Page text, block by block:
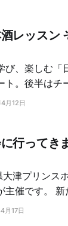
レッスン
び、楽しむ「
。後半はチ
月12日
行ってき
やみりんとの出会い
回ることは
月17日